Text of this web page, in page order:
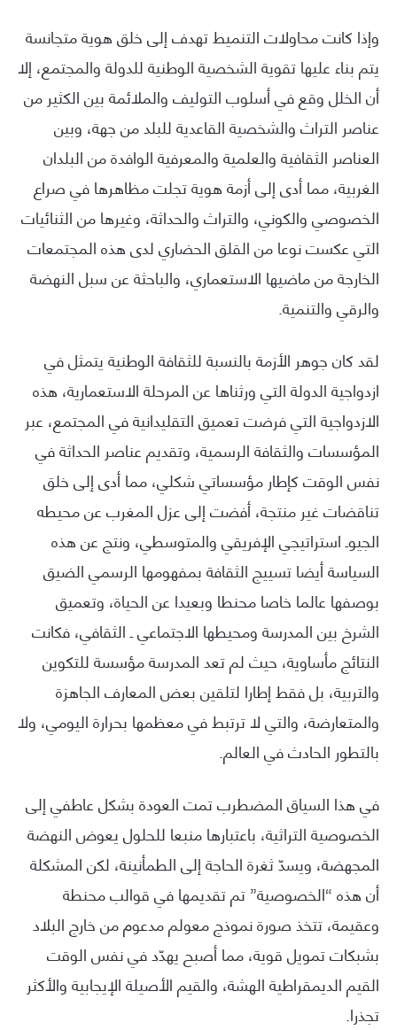
وإذا كانت محاولات التنميط تهدف إلى خلق هوية متجانسة
يتم بناء عليها تقوية الشخصية الوطنية للدولة والمجتمع، إلا
أن الخلل وقع في أسلوب التوليف والملائمة بين الكثير من
عناصر التراث والشخصية القاعدية للبلد من جهة، وبين
العناصر الثقافية والعلمية والمعرفية الوافدة من البلدان
الغربية، مما أدى إلى أزمة هوية تجلت مظاهرها في صراع
الخصوصي والكوني، والتراث والحداثة، وغيرها من الثنائيات
التي عكست نوعا من القلق الحضاري لدى هذه المجتمعات
الخارجة من ماضيها الاستعماري، والباحثة عن سبل النهضة
والرقي والتنمية.
لقد كان جوهر الأزمة بالنسبة للثقافة الوطنية يتمثل في
ازدواجية الدولة التي ورثناها عن المرحلة الاستعمارية، هذه
الازدواجية التي فرضت تعميق التقليدانية في المجتمع، عبر
المؤسسات والثقافة الرسمية، وتقديم عناصر الحداثة في
نفس الوقت كإطار مؤسساتي شكلي، مما أدى إلى خلق
تناقضات غير منتجة، أفضت إلى عزل المغرب عن محيطه
الجيوـ استراتيجي الإفريقي والمتوسطي، ونتج عن هذه
السياسة أيضا تسييج الثقافة بمفهومها الرسمي الضيق
بوصفها عالما خاصا محنطا وبعيدا عن الحياة، وتعميق
الشرخ بين المدرسة ومحيطها الاجتماعي ـ الثقافي، فكانت
النتائج مأساوية، حيث لم تعد المدرسة مؤسسة للتكوين
والتربية، بل فقط إطارا لتلقين بعض المعارف الجاهزة
والمتعارضة، والتي لا ترتبط في معظمها بحرارة اليومي، ولا
بالتطور الحادث في العالم.
في هذا السياق المضطرب تمت العودة بشكل عاطفي إلى
الخصوصية التراثية، باعتبارها منبعا للحلول يعوض النهضة
المجهضة، ويسدّ ثغرة الحاجة إلى الطمأنينة، لكن المشكلة
أن هذه “الخصوصية” تم تقديمها في قوالب محنطة
وعقيمة، تتخذ صورة نموذج معولم مدعوم من خارج البلاد
بشبكات تمويل قوية، مما أصبح يهدّد في نفس الوقت
القيم الديمقراطية الهشة، والقيم الأصيلة الإيجابية والأكثر
تجذرا.